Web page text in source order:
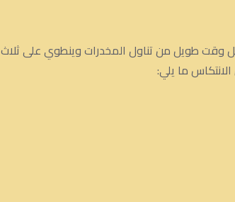
وقت طويل من تناول المخدرات وينطوي على ثلاث
ما يلي: